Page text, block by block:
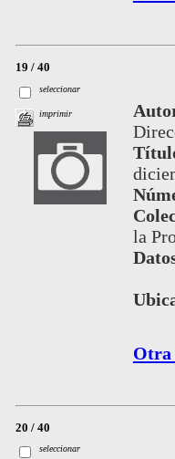
19 / 40
seleccionar
imprimir
la
Otra
20 / 40
seleccionar